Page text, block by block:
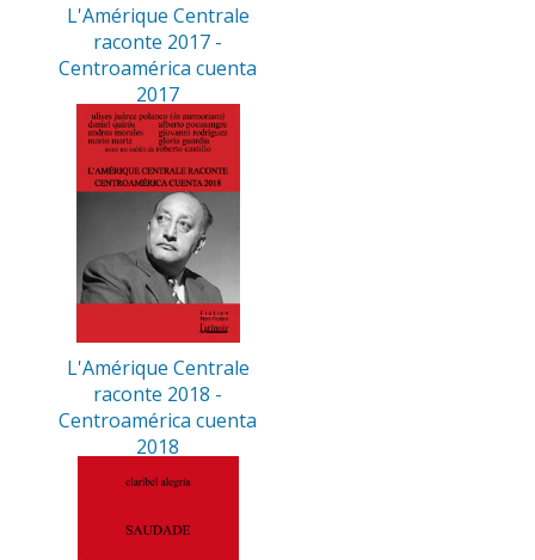
L'Amérique Centrale
raconte 2017 -
Centroamérica cuenta
2017
L'Amérique Centrale
raconte 2018 -
Centroamérica cuenta
2018